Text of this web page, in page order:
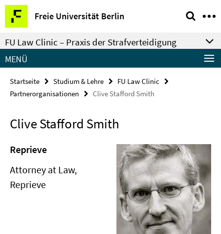
Springe
direkt
zu
Inhalt
Freie Universität Berlin
Service-
Navigation
FU Law Clinic – Praxis der Strafverteidigung
MENÜ
Startseite Studium & Lehre
FU Law Clinic
Partnerorganisationen
Clive Stafford Smith
Clive Stafford Smith
Reprieve
Attorney at Law,
Reprieve